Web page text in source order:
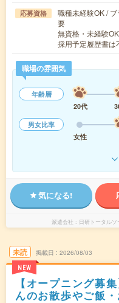
応募資格
職種未経験OK /
要
無資格・未経験
採用予定履歴書
職場の雰囲気
年齢層
20代
男女比率
女性
気になる!
派遣会社 日研トータル
未読
NEW
掲載日 2026/08/03
【オープニング募
んのお散歩やご飯